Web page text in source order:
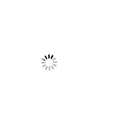
Декрет про відзначення
Великодня і всіх рухомих